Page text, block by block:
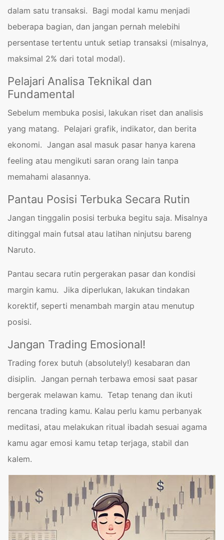
dalam satu transaksi. Bagi modal kamu menjadi
beberapa bagian, dan jangan pernah melebihi
persentase tertentu untuk setiap transaksi (misalnya,
maksimal 2% dari total modal).
Pelajari Analisa Teknikal dan
Fundamental
Sebelum membuka posisi, lakukan riset dan analisis
yang matang. Pelajari grafik, indikator, dan berita
ekonomi. Jangan asal masuk pasar hanya karena
feeling atau mengikuti saran orang lain tanpa
memahami alasannya.
Pantau Posisi Terbuka Secara Rutin
Jangan tinggalin posisi terbuka begitu saja. Misalnya
ditinggal main futsal atau latihan ninjutsu bareng
Naruto.
Pantau secara rutin pergerakan pasar dan kondisi
margin kamu. Jika diperlukan, lakukan tindakan
korektif, seperti menambah margin atau menutup
posisi.
Jangan Trading Emosional!
Trading forex butuh (absolutely!) kesabaran dan
disiplin. Jangan pernah terbawa emosi saat pasar
bergerak melawan kamu. Tetap tenang dan ikuti
rencana trading kamu. Kalau perlu kamu perbanyak
meditasi, atau melakukan ritual ibadah sesuai agama
kamu agar emosi kamu tetap terjaga, stabil dan
kalem.